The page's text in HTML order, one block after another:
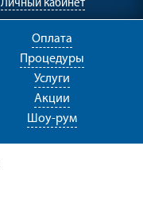
Личный кабинет
Оплата
Процедуры
Услуги
Акции
Шоу-рум